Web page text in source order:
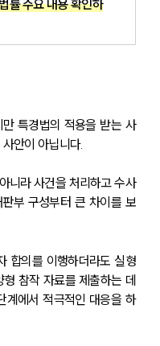
률 주요 내용 확인하
특경법의 적용을 받는 사
안이 아닙니다.
니라 사건을 처리하고 수사
부 구성부터 큰 차이를 보
합의를 이행하더라도 실형
참작 자료를 제출하는 데
계에서 적극적인 대응을 하